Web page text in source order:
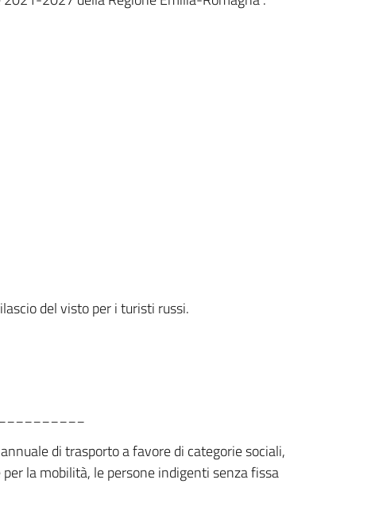
del visto per i turisti russi.
di trasporto a favore di categorie sociali,
la mobilità, le persone indigenti senza fissa